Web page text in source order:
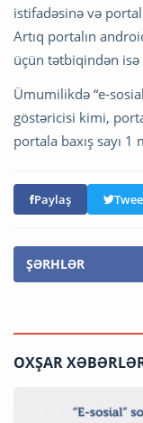
istifadəsinə və
Artıq portalın
üçün tətbiqindən
Ümumilikdə “e-
göstəricisi kimi,
portala baxış sayı
Paylaş
ŞƏRHLƏR
OXŞAR